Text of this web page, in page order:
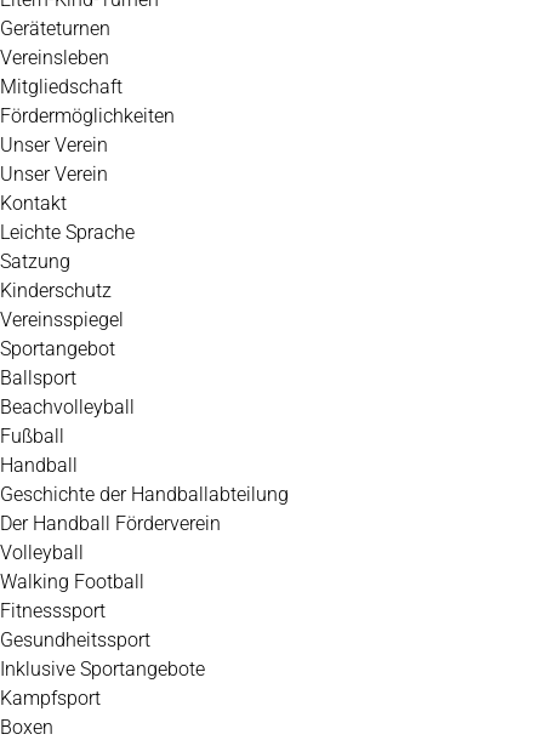
Geräteturnen
Vereinsleben
Mitgliedschaft
Fördermöglichkeiten
Unser Verein
Unser Verein
Kontakt
Leichte Sprache
Satzung
Kinderschutz
Vereinsspiegel
Sportangebot
Ballsport
Beachvolleyball
Fußball
Handball
Geschichte der Handballabteilung
Der Handball Förderverein
Volleyball
Walking Football
Fitnesssport
Gesundheitssport
Inklusive Sportangebote
Kampfsport
Boxen